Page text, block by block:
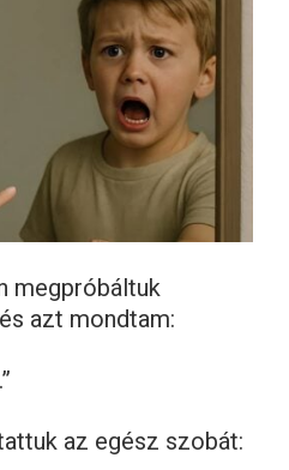
megpróbáltuk
azt mondtam:
az egész szobát: